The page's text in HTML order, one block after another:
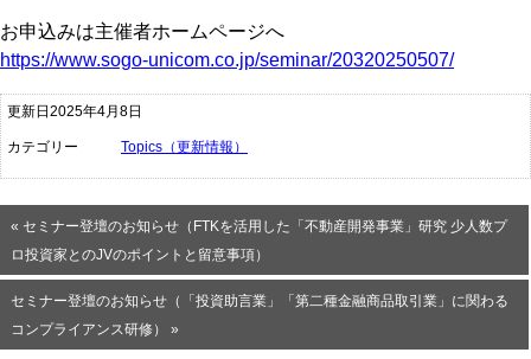
お申込みは主催者ホームページへ
https://www.sogo-unicom.co.jp/seminar/20320250507/
更新日2025年4月8日
カテゴリー Topics（更新情報）
« セミナー登壇のお知らせ（FTKを活用した「不動産開発事業」研究 少人数プ
ロ投資家とのJVのポイントと留意事項）
セミナー登壇のお知らせ（「投資助言業」「第二種金融商品取引業」に関わる
コンプライアンス研修） »